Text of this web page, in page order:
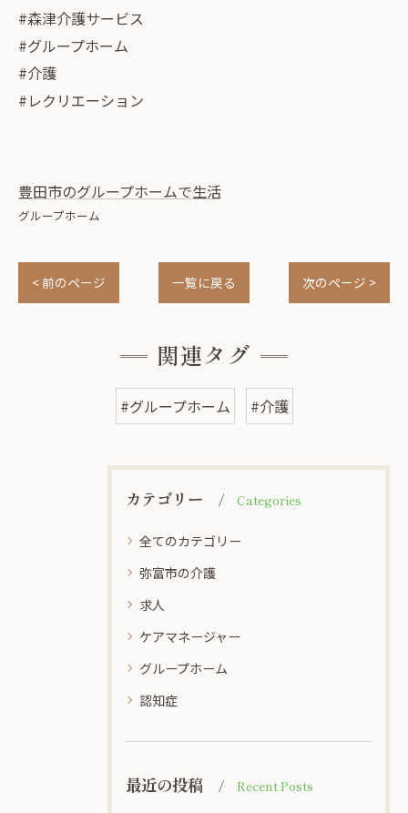
#森津介護サービス
#グループホーム
#介護
#レクリエーション
豊田市のグループホームで生活
グループホーム
< 前のページ 一覧に戻る 次のページ >
関連タグ
#グループホーム #介護
カテゴリー Categories
全てのカテゴリー
弥富市の介護
求人
ケアマネージャー
グループホーム
認知症
最近の投稿 Recent Posts